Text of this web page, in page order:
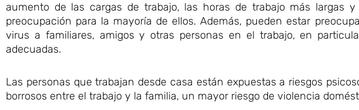
aumento de las cargas de trabajo, las horas de trabajo más largas
preocupación para la mayoría de ellos. Además, pueden estar
virus a familiares, amigos y otras personas en el trabajo, en
adecuadas.
Las personas que trabajan desde casa están expuestas a riesgos
borrosos entre el trabajo y la familia, un mayor riesgo de violencia